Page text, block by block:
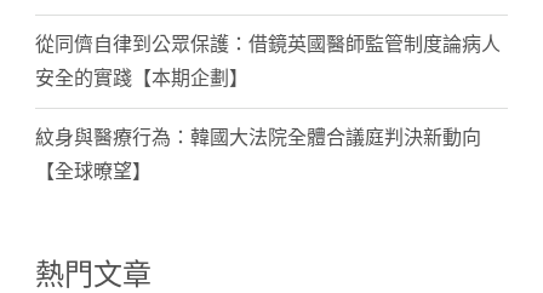
從同儕自律到公眾保護：借鏡英國醫師監管制度論病人
安全的實踐【本期企劃】
紋身與醫療行為：韓國大法院全體合議庭判決新動向
【全球暸望】
熱門文章